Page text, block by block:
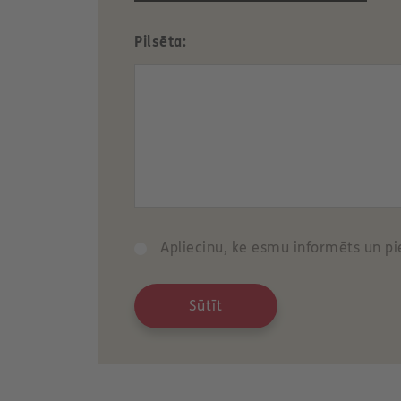
Pilsēta:
Apliecinu, ke esmu informēts un
Sūtīt